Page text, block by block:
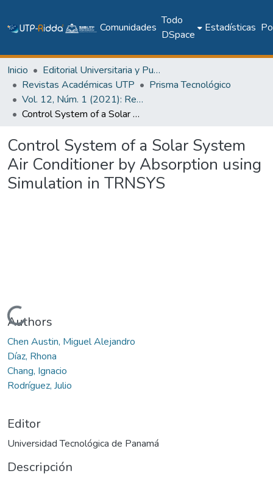
Comunidades
Todo
DSpace
Estadísticas
Inicio
Editorial Universitaria y Publicaciones Seriadas
Revistas Académicas UTP
Prisma Tecnológico
Vol. 12, Núm. 1 (2021): Revista Prisma Tecnológico
Control System of a Solar System Air Conditioner by Absorption using Simulation in TRNSYS
Control System of a Solar System
Air Conditioner by Absorption using
Simulation in TRNSYS
Cargando...
Authors
Chen Austin, Miguel Alejandro
Díaz, Rhona
Chang, Ignacio
Rodríguez, Julio
Editor
Universidad Tecnológica de Panamá
Descripción